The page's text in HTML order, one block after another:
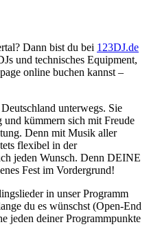
Dann bist du bei 123DJ.de
und technisches Equipment,
online buchen kannst –
unterwegs. Sie
und kümmern sich mit Freude
Denn mit Musik aller
flexibel in der
jeden Wunsch. Denn DEINE
Fest im Vordergrund!
in unser Programm
du es wünschst (Open-End
jeden deiner Programmpunkte